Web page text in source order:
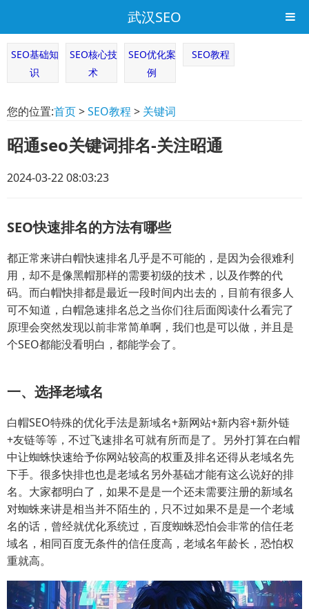
武汉SEO
SEO基础知
识
SEO核心技
术
SEO优化案
例
SEO教程
您的位置:首页>SEO教程 > 关键词
昭通seo关键词排名-关注昭通
2024-03-22 08:03:23
SEO快速排名的方法有哪些
都正常来讲白帽快速排名几乎是不可能的，是因为会很难利
用，却不是像黑帽那样的需要初级的技术，以及作弊的代
码。而白帽快排都是最近一段时间内出去的，目前有很多人
可不知道，白帽急速排名总之当你们往后面阅读什么看完了
原理会突然发现以前非常简单啊，我们也是可以做，并且是
个SEO都能没看明白，都能学会了。
一、选择老域名
白帽SEO特殊的优化手法是新域名+新网站+新内容+新外链
+友链等等，不过飞速排名可就有所而是了。另外打算在白帽
中让蜘蛛快速给予你网站较高的权重及排名还得从老域名先
下手。很多快排也也是老域名另外基础才能有这么说好的排
名。大家都明白了，如果不是是一个还未需要注册的新域名
对蜘蛛来讲是相当并不陌生的，只不过如果不是是一个老域
名的话，曾经就优化系统过，百度蜘蛛恐怕会非常的信任老
域名，相同百度无条件的信任度高，老域名年龄长，恐怕权
重就高。